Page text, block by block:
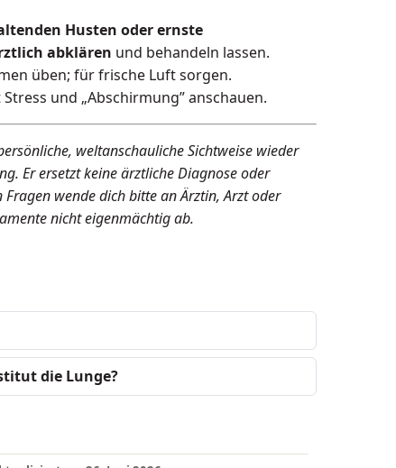
Husten oder ernste
abklären und behandeln lassen.
üben; für frische Luft sorgen.
und „Abschirmung” anschauen.
weltanschauliche Sichtweise wieder
Er ersetzt keine ärztliche Diagnose oder
wende dich bitte an Ärztin, Arzt oder
nicht eigenmächtig ab.
die Lunge?